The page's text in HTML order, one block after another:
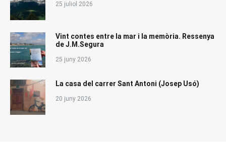
25 juliol 2026
Vint contes entre la mar i la memòria. Ressenya
de J.M.Segura
25 juny 2026
La casa del carrer Sant Antoni (Josep Usó)
20 juny 2026